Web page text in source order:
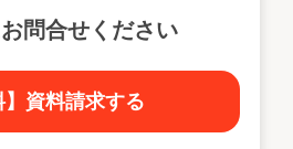
問合せください
】資料請求する